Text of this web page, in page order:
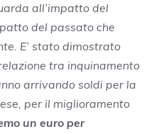
all’impatto del
del passato che
E’ stato dimostrato
tra inquinamento
arrivando soldi per la
per il miglioramento
un euro per